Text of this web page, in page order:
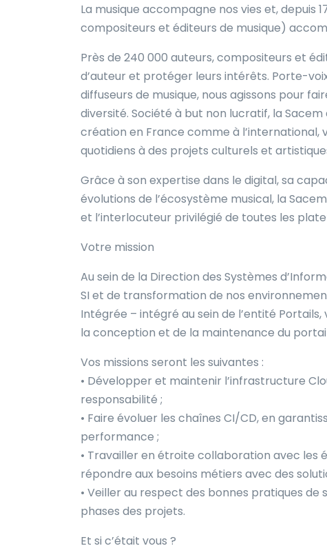
La musique accompagne nos vies et, depuis
compositeurs et éditeurs de musique)
Près de 240 000 auteurs, compositeurs et
d’auteur et protéger leurs intérêts. Porte-
diffuseurs de musique, nous agissons pour
diversité. Société à but non lucratif, la
création en France comme à
quotidiens à des projets culturels et
Grâce à son expertise dans le digital, sa
évolutions de l’écosystème musical, la
et l’interlocuteur privilégié de toutes les
Votre mission
Au sein de la Direction des Systèmes
SI et de transformation de nos
Intégrée – intégré au sein de l’entité
la conception et de la maintenance du
Vos missions seront les suivantes :
• Développer et maintenir l’infrastructure
responsabilité ;
• Faire évoluer les chaînes CI/CD, en
performance ;
• Travailler en étroite collaboration avec les
répondre aux besoins métiers avec des
• Veiller au respect des bonnes pratiques
phases des projets.
Et si c’était vous ?